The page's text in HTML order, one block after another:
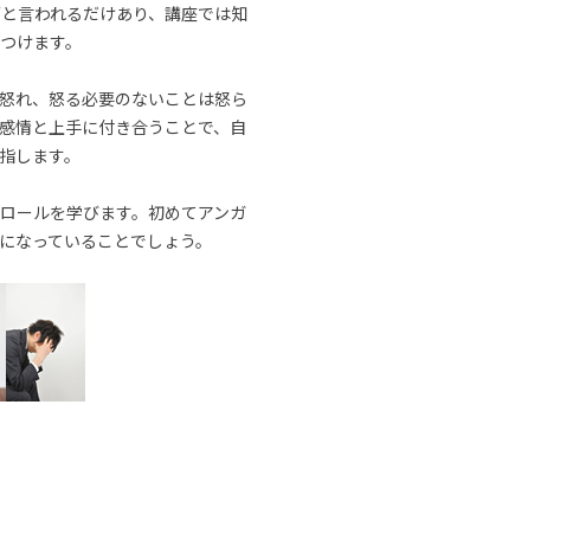
言われるだけあり、講座では知
けます。
れ、怒る必要のないことは怒ら
情と上手に付き合うことで、自
ます。
ールを学びます。初めてアンガ
っていることでしょう。